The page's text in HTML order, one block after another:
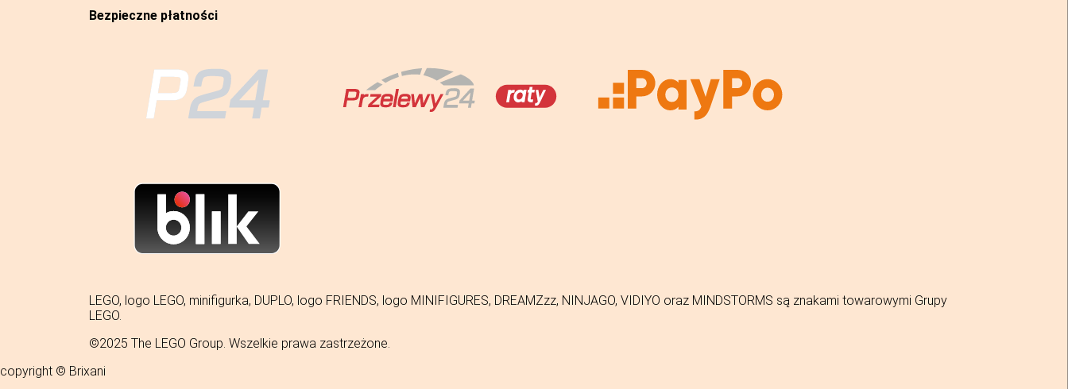
Bezpieczne płatności
LEGO, logo LEGO, minifigurka, DUPLO, logo FRIENDS, logo MINIFIGURES, DREAMZzz, NINJAGO, VIDIYO oraz MINDSTORMS są znakami towarowymi Grupy
LEGO.
©2025 The LEGO Group. Wszelkie prawa zastrzeżone.
copyright © Brixani